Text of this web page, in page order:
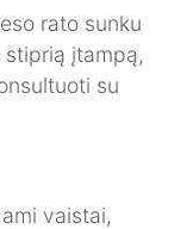
rato sunku
įtampą,
su
vaistai,